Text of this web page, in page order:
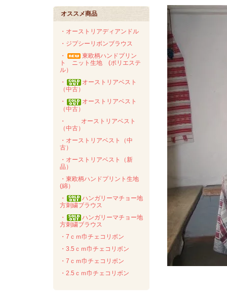
オススメ商品
・オーストリアディアンドル
・ジプシーリボンブラウス
・
東欧柄ハンドプリン
ト ニット生地 (ポリエステ
ル）
・
オーストリアベスト
（中古）
・
オーストリアベスト
（中古）
・
オーストリアベスト
（中古）
・オーストリアベスト（中
古）
・オーストリアベスト（新
品）
・東欧柄ハンドプリント生地
(綿）
・
ハンガリーマチョー地
方刺繍ブラウス
・
ハンガリーマチョー地
方刺繍ブラウス
・7ｃｍ巾チェコリボン
・3.5ｃｍ巾チェコリボン
・7ｃｍ巾チェコリボン
・2.5ｃｍ巾チェコリボン